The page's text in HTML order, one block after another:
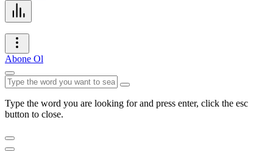
Abone Ol
Type the word you are looking for and press enter, click the esc
button to close.